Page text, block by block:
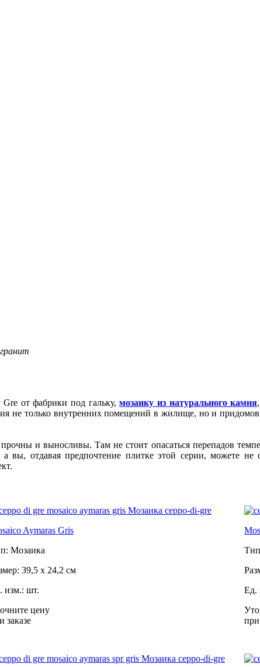
от фабрики под гальку,мозаику из натурального камня
не только внутренних помещений в жилище, но и
и выносливы. Там не стоит опасаться перепадов
вы, отдавая предпочтение плитке этой серии, можете не
Aymaras Gris
Мозаика
39,5 x 24,2 см
изм.: шт.
цену
заказе
Ед.
при